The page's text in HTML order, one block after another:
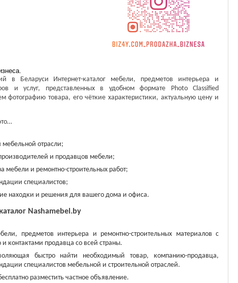
в Беларуси Интернет-каталог мебели, предметов интерьера и
и услуг, представленных в удобном формате Photo Classified
товара, его чёткие характеристики, актуальную цену и
отрасли;
и продавцов мебели;
мебели и ремонтно-строительных работ;
специалистов;
находки и решения для вашего дома и офиса.
Nashamebel.by
предметов интерьера и ремонтно-строительных материалов с
контактами продавца со всей страны.
быстро найти необходимый товар, компанию-продавца,
специалистов мебельной и строительной отраслей.
разместить частное объявление.